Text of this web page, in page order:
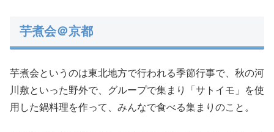
芋煮会＠京都
芋煮会というのは東北地方で行われる季節行事で、秋の河
川敷といった野外で、グループで集まり「サトイモ」を使
用した鍋料理を作って、みんなで食べる集まりのこと。